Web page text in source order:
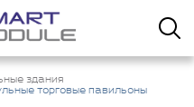
здания
торговые павильоны